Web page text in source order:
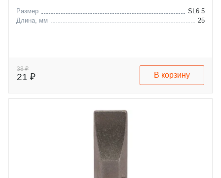
Размер
SL6.5
Длина, мм
25
38 ₽
21 ₽ В корзину